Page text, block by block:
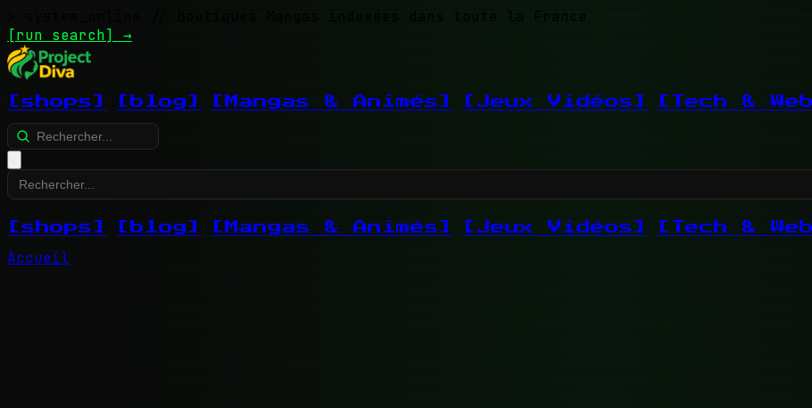
// Boutiques Mangas indexées dans toute la France
[run search] →
[shops] [blog] [Mangas & Animés] [Jeux Vidéos] [Tech &
[shops] [blog] [Mangas & Animés] [Jeux Vidéos] [Tech &
Accueil